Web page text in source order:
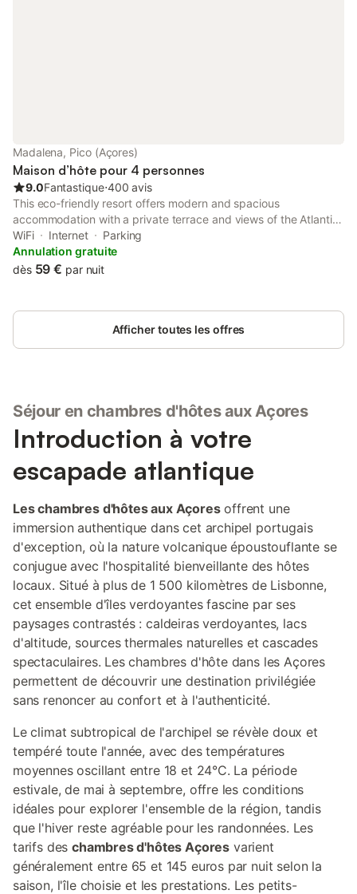
Madalena, Pico (Açores)
Maison d’hôte pour 4 personnes
9.0Fantastique⋅400 avis
This eco-friendly resort offers modern and spacious
accommodation with a private terrace and views of the Atlantic
ocean.
WiFi Internet
Parking
Annulation gratuite
dès 59 € par nuit
Afficher toutes les offres
Séjour en chambres d'hôtes aux Açores
Introduction à votre
escapade atlantique
Les chambres d'hôtes aux Açoresoffrent une
immersion authentique dans cet archipel portugais
d'exception, où la nature volcanique époustouflante se
conjugue avec l'hospitalité bienveillante des hôtes
locaux. Situé à plus de 1 500 kilomètres de Lisbonne,
cet ensemble d'îles verdoyantes fascine par ses
paysages contrastés : caldeiras verdoyantes, lacs
d'altitude, sources thermales naturelles et cascades
spectaculaires. Les chambres d'hôte dans les Açores
permettent de découvrir une destination privilégiée
sans renoncer au confort et à l'authenticité.
Le climat subtropical de l'archipel se révèle doux et
tempéré toute l'année, avec des températures
moyennes oscillant entre 18 et 24°C. La période
estivale, de mai à septembre, offre les conditions
idéales pour explorer l'ensemble de la région, tandis
que l'hiver reste agréable pour les randonnées. Les
tarifs deschambres d'hôtes Açores varient
généralement entre 65 et 145 euros par nuit selon la
saison, l'île choisie et les prestations. Les petits-